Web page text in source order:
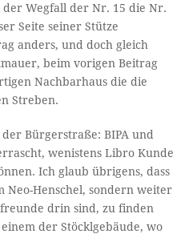
Wegfall der Nr. 15 die Nr.
Seite seiner Stütze
anders, und doch gleich
beim vorigen Beitrag
Nachbarhaus die die
Streben.
Bürgerstraße: BIPA und
wenistens Libro Kunde
Ich glaub übrigens, dass
Neo-Henschel, sondern weiter
drin sind, zu finden
der Stöcklgebäude, wo